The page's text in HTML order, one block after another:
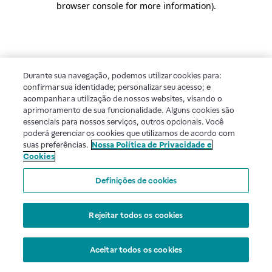
browser console for more information).
Durante sua navegação, podemos utilizar cookies para:
confirmar sua identidade; personalizar seu acesso; e
acompanhar a utilização de nossos websites, visando o
aprimoramento de sua funcionalidade. Alguns cookies são
essenciais para nossos serviços, outros opcionais. Você
poderá gerenciar os cookies que utilizamos de acordo com
suas preferências. Nossa Política de Privacidade e
Cookies
Definições de cookies
Rejeitar todos os cookies
Aceitar todos os cookies